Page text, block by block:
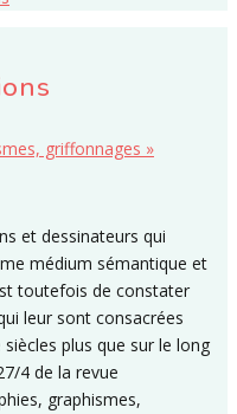
griffonnages »
et dessinateurs qui
médium sémantique et
toutefois de constater
leur sont consacrées
plus que sur le long
4 de la revue
graphismes,